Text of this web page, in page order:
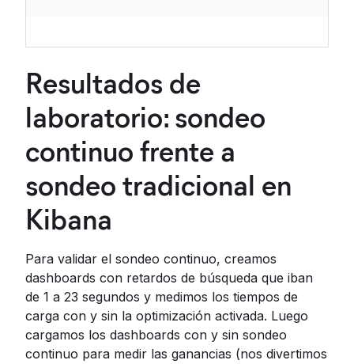
Resultados de
laboratorio: sondeo
continuo frente a
sondeo tradicional en
Kibana
Para validar el sondeo continuo, creamos
dashboards con retardos de búsqueda que iban
de 1 a 23 segundos y medimos los tiempos de
carga con y sin la optimización activada. Luego
cargamos los dashboards con y sin sondeo
continuo para medir las ganancias (nos divertimos